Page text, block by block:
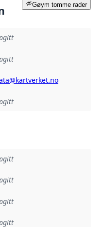
Gøym tomme rader